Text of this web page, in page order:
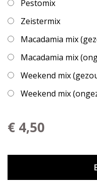
Pestomix
Zeistermix
Macadamia mix
Macadamia mix
Weekend mix
Weekend mix
€ 4,50